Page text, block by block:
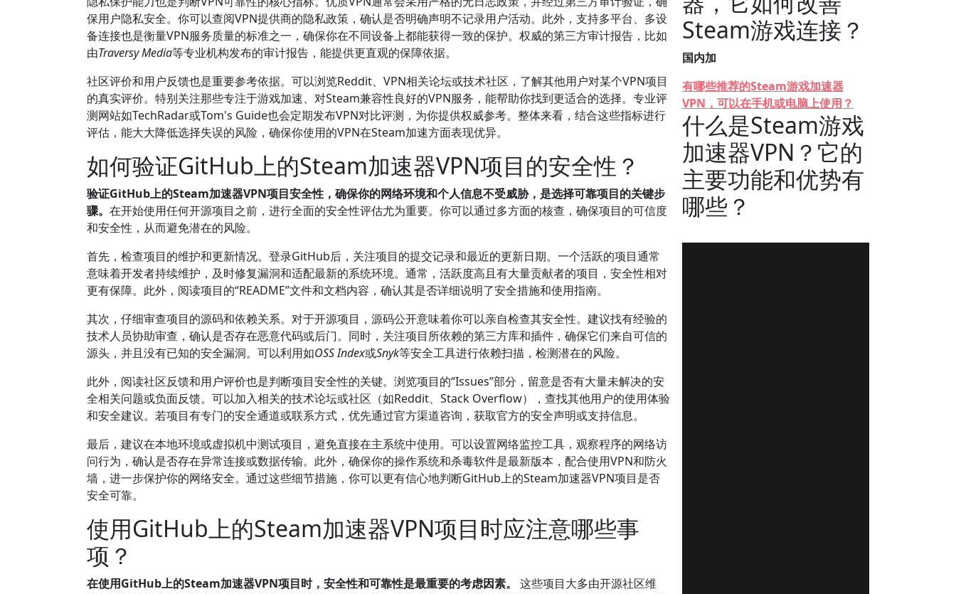
保用户隐私安全。你可以查阅VPN提供商的隐私政策，确认是否明确声明不记录用户活动。此外，支持多平台、多设
备连接也是衡量VPN服务质量的标准之一，确保你在不同设备上都能获得一致的保护。权威的第三方审计报告，比如
由Traversy Media等专业机构发布的审计报告，能提供更直观的保障依据。
社区评价和用户反馈也是重要参考依据。可以浏览Reddit、VPN相关论坛或技术社区，了解其他用户对某个VPN项目
的真实评价。特别关注那些专注于游戏加速、对Steam兼容性良好的VPN服务，能帮助你找到更适合的选择。专业评
测网站如TechRadar或Tom's Guide也会定期发布VPN对比评测，为你提供权威参考。整体来看，结合这些指标进行
评估，能大大降低选择失误的风险，确保你使用的VPN在Steam加速方面表现优异。
如何验证GitHub上的Steam加速器VPN项目的安全性？
验证GitHub上的Steam加速器VPN项目安全性，确保你的网络环境和个人信息不受威胁，是选择可靠项目的关键步
骤。 在开始使用任何开源项目之前，进行全面的安全性评估尤为重要。你可以通过多方面的核查，确保项目的可信度
和安全性，从而避免潜在的风险。
首先，检查项目的维护和更新情况。登录GitHub后，关注项目的提交记录和最近的更新日期。一个活跃的项目通常
意味着开发者持续维护，及时修复漏洞和适配最新的系统环境。通常，活跃度高且有大量贡献者的项目，安全性相对
更有保障。此外，阅读项目的“README”文件和文档内容，确认其是否详细说明了安全措施和使用指南。
其次，仔细审查项目的源码和依赖关系。对于开源项目，源码公开意味着你可以亲自检查其安全性。建议找有经验的
技术人员协助审查，确认是否存在恶意代码或后门。同时，关注项目所依赖的第三方库和插件，确保它们来自可信的
源头，并且没有已知的安全漏洞。可以利用如OSS Index或Snyk等安全工具进行依赖扫描，检测潜在的风险。
此外，阅读社区反馈和用户评价也是判断项目安全性的关键。浏览项目的“Issues”部分，留意是否有大量未解决的安
全相关问题或负面反馈。可以加入相关的技术论坛或社区（如Reddit、Stack Overflow），查找其他用户的使用体验
和安全建议。若项目有专门的安全通道或联系方式，优先通过官方渠道咨询，获取官方的安全声明或支持信息。
最后，建议在本地环境或虚拟机中测试项目，避免直接在主系统中使用。可以设置网络监控工具，观察程序的网络访
问行为，确认是否存在异常连接或数据传输。此外，确保你的操作系统和杀毒软件是最新版本，配合使用VPN和防火
墙，进一步保护你的网络安全。通过这些细节措施，你可以更有信心地判断GitHub上的Steam加速器VPN项目是否
安全可靠。
使用GitHub上的Steam加速器VPN项目时应注意哪些事
项？
在使用GitHub上的Steam加速器VPN项目时，安全性和可靠性是最重要的考虑因素。
这些项目大多由开源社区维
Steam游戏连接？
国内加
有哪些推荐的Steam游戏加速器
VPN，可以在手机或电脑上使用？
什么是Steam游戏
加速器VPN？它的
主要功能和优势有
哪些？